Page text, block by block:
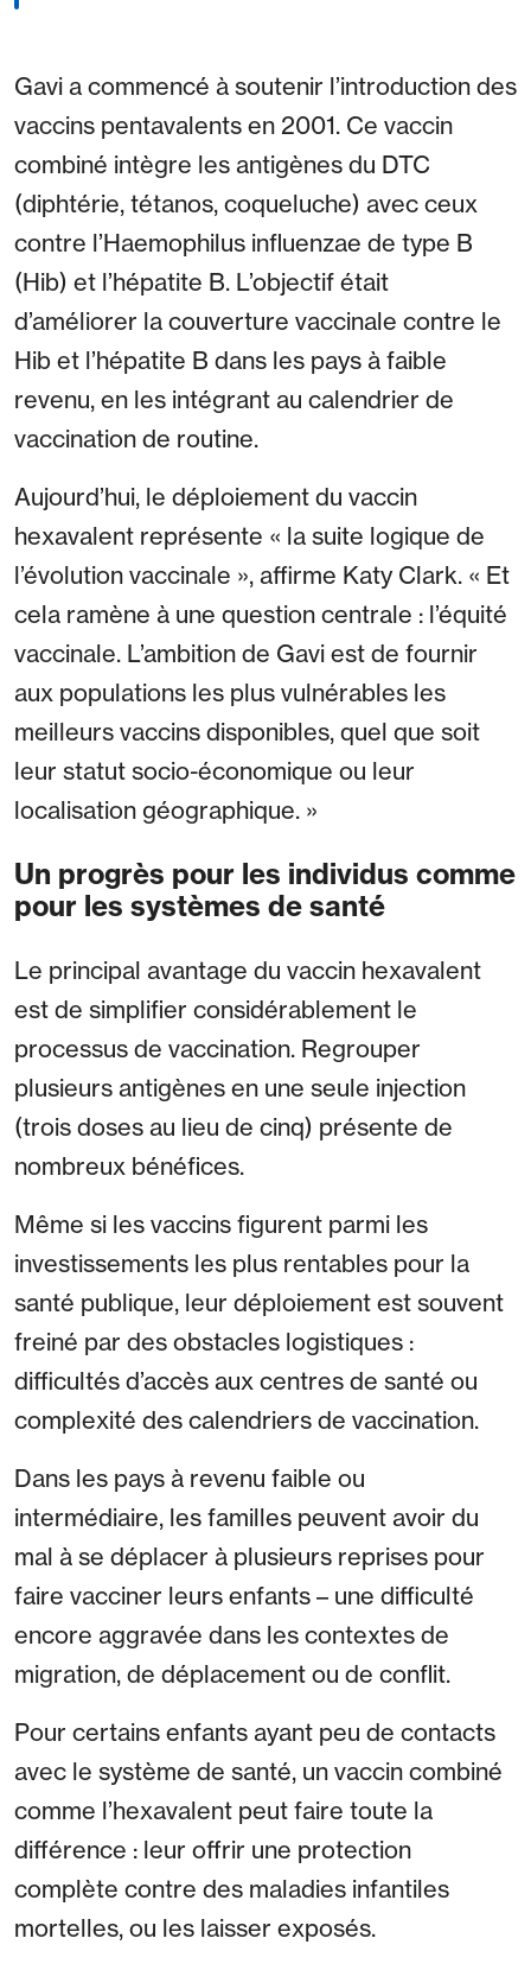
Gavi a commencé à soutenir l’introduction des
vaccins pentavalents en 2001. Ce vaccin
combiné intègre les antigènes du DTC
(diphtérie, tétanos, coqueluche) avec ceux
contre l’Haemophilus influenzae de type B
(Hib) et l’hépatite B. L’objectif était
d’améliorer la couverture vaccinale contre le
Hib et l’hépatite B dans les pays à faible
revenu, en les intégrant au calendrier de
vaccination de routine.
Aujourd’hui, le déploiement du vaccin
hexavalent représente « la suite logique de
l’évolution vaccinale », affirme Katy Clark. « Et
cela ramène à une question centrale : l’équité
vaccinale. L’ambition de Gavi est de fournir
aux populations les plus vulnérables les
meilleurs vaccins disponibles, quel que soit
leur statut socio-économique ou leur
localisation géographique. »
Un progrès pour les individus comme
pour les systèmes de santé
Le principal avantage du vaccin hexavalent
est de simplifier considérablement le
processus de vaccination. Regrouper
plusieurs antigènes en une seule injection
(trois doses au lieu de cinq) présente de
nombreux bénéfices.
Même si les vaccins figurent parmi les
investissements les plus rentables pour la
santé publique, leur déploiement est souvent
freiné par des obstacles logistiques :
difficultés d’accès aux centres de santé ou
complexité des calendriers de vaccination.
Dans les pays à revenu faible ou
intermédiaire, les familles peuvent avoir du
mal à se déplacer à plusieurs reprises pour
faire vacciner leurs enfants – une difficulté
encore aggravée dans les contextes de
migration, de déplacement ou de conflit.
Pour certains enfants ayant peu de contacts
avec le système de santé, un vaccin combiné
comme l’hexavalent peut faire toute la
différence : leur offrir une protection
complète contre des maladies infantiles
mortelles, ou les laisser exposés.